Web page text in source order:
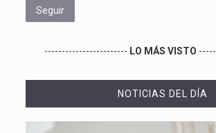
Seguir
------------------------ LO MÁS VISTO
NOTICIAS DEL DÍA